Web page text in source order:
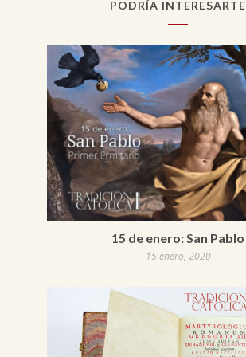
PODRÍA INTERESARTE
15 de enero: San Pablo
15 enero, 2020